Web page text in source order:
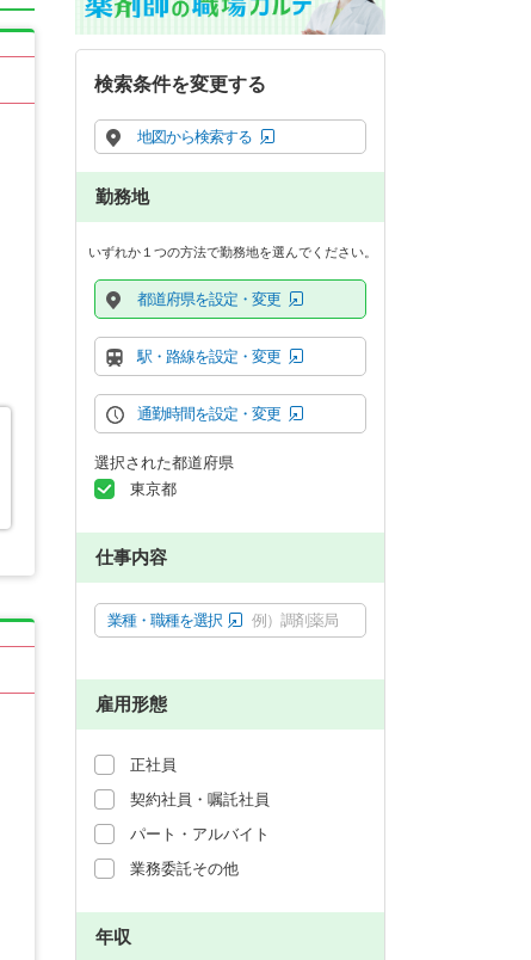
検索条件を変更する
地図から検索する
勤務地
いずれか１つの方法で勤務地を選んでください。
都道府県を設定・変更
駅・路線を設定・変更
通勤時間を設定・変更
選択された都道府県
東京都
仕事内容
業種・職種を選択 例）調剤薬局
雇用形態
正社員
契約社員・嘱託社員
パート・アルバイト
業務委託その他
年収